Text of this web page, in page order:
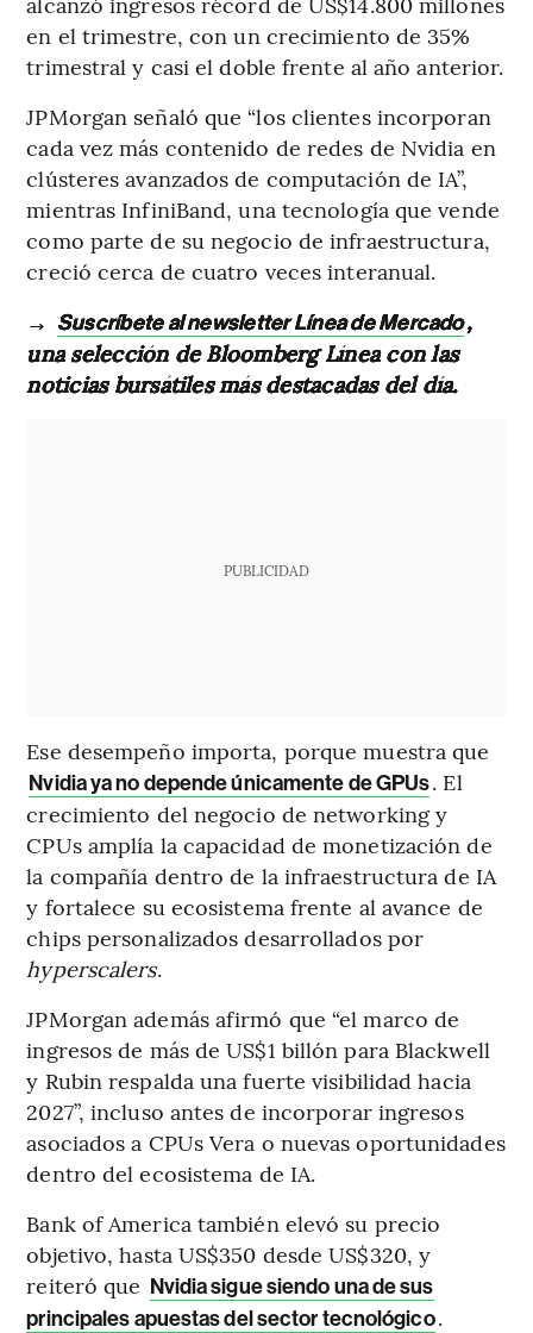
en el trimestre, con un crecimiento de 35%
trimestral y casi el doble frente al año anterior.
JPMorgan señaló que “los clientes incorporan
cada vez más contenido de redes de Nvidia en
clústeres avanzados de computación de IA”,
mientras InfiniBand, una tecnología que vende
como parte de su negocio de infraestructura,
creció cerca de cuatro veces interanual.
→ Suscríbete al newsletter Línea de Mercado,
una selección de Bloomberg Línea con las
noticias bursátiles más destacadas del día.
PUBLICIDAD
Ese desempeño importa, porque muestra que
Nvidia ya no depende únicamente de GPUs. El
crecimiento del negocio de networking y
CPUs amplía la capacidad de monetización de
la compañía dentro de la infraestructura de IA
y fortalece su ecosistema frente al avance de
chips personalizados desarrollados por
hyperscalers.
JPMorgan además afirmó que “el marco de
ingresos de más de US$1 billón para Blackwell
y Rubin respalda una fuerte visibilidad hacia
2027”, incluso antes de incorporar ingresos
asociados a CPUs Vera o nuevas oportunidades
dentro del ecosistema de IA.
Bank of America también elevó su precio
objetivo, hasta US$350 desde US$320, y
reiteró que Nvidia sigue siendo una de sus
principales apuestas del sector tecnológico.